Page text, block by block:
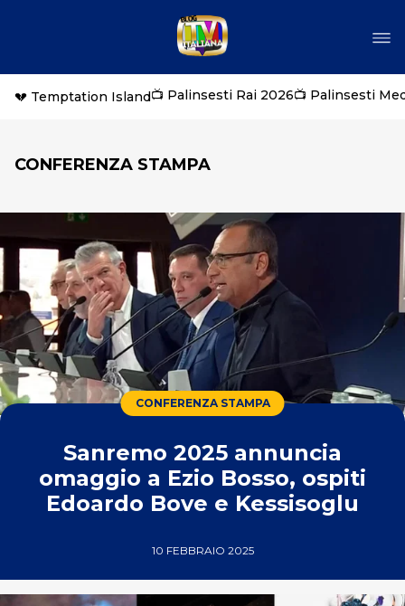
💔 Temptation Island📺 Palinsesti Rai 2026📺 Palinsesti
CONFERENZA STAMPA
CONFERENZA STAMPA
Sanremo 2025 annuncia
omaggio a Ezio Bosso, ospiti
Edoardo Bove e Kessisoglu
10 FEBBRAIO 2025